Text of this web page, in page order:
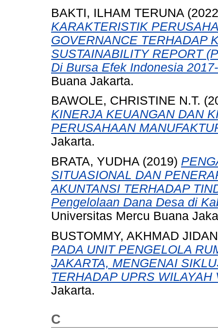
BAKTI, ILHAM TERUNA
KARAKTERISTIK
GOVERNANCE TERHADAP
SUSTAINABILITY REPORT
Di Bursa Efek Indonesia
Buana Jakarta.
BAWOLE, CHRISTINE N.T.
KINERJA KEUANGAN DAN
PERUSAHAAN
Jakarta.
BRATA, YUDHA (2019)
SITUASIONAL DAN
AKUNTANSI TERHADAP
Pengelolaan Dana Desa di
Universitas Mercu Buana
BUSTOMMY, AKHMAD JIDAN
PADA UNIT PENGELOLA
JAKARTA, MENGENAI
TERHADAP UPRS WILAYAH
Jakarta.
C